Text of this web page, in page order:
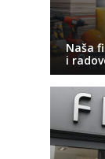
Naša
i